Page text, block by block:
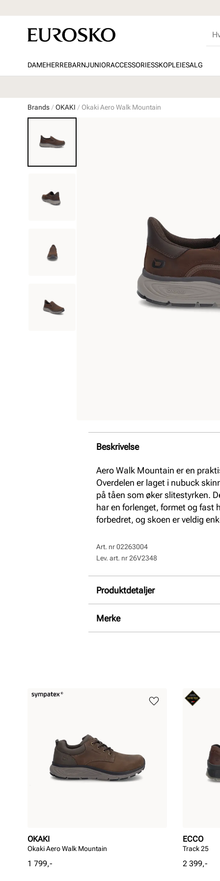
DAMEHERREBARNJUNIORACCESSORIESSKOPLEIESALG
Brands OKAKI Okaki Aero Walk Mountain
Beskrivelse
Aero Walk Mountain er en
Overdelen er laget i nubuck
på tåen som øker slitestyrken.
har en forlenget, formet og fast
forbedret, og skoen er veldig
Art. nr02263004
Lev. art. nr26V2348
Produktdetaljer
Overdel:
Merke
OKAKI
Okaki Aero Walk Mountain
Pris
1 799,-
ECCO
Track 25
Pris
2 399,-